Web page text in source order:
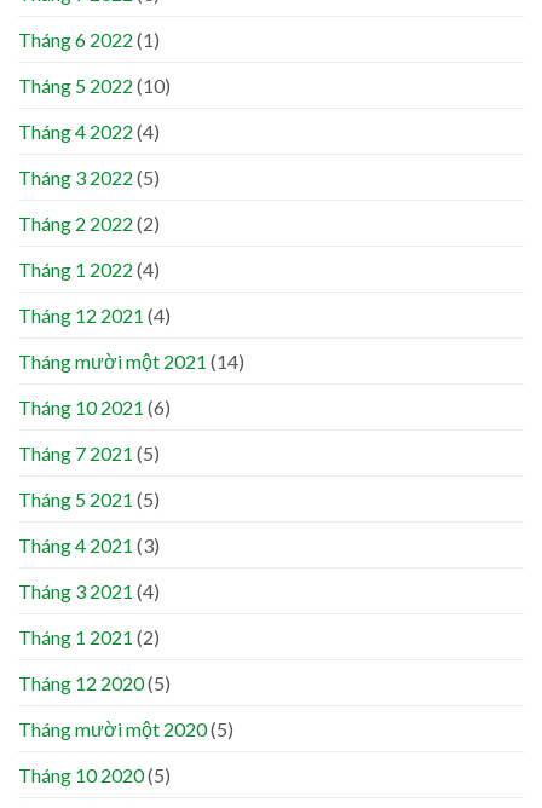
Tháng 6 2022 (1)
Tháng 5 2022 (10)
Tháng 4 2022 (4)
Tháng 3 2022 (5)
Tháng 2 2022 (2)
Tháng 1 2022 (4)
Tháng 12 2021 (4)
Tháng mười một 2021 (14)
Tháng 10 2021 (6)
Tháng 7 2021 (5)
Tháng 5 2021 (5)
Tháng 4 2021 (3)
Tháng 3 2021 (4)
Tháng 1 2021 (2)
Tháng 12 2020(5)
Tháng mười một 2020(5)
Tháng 10 2020(5)